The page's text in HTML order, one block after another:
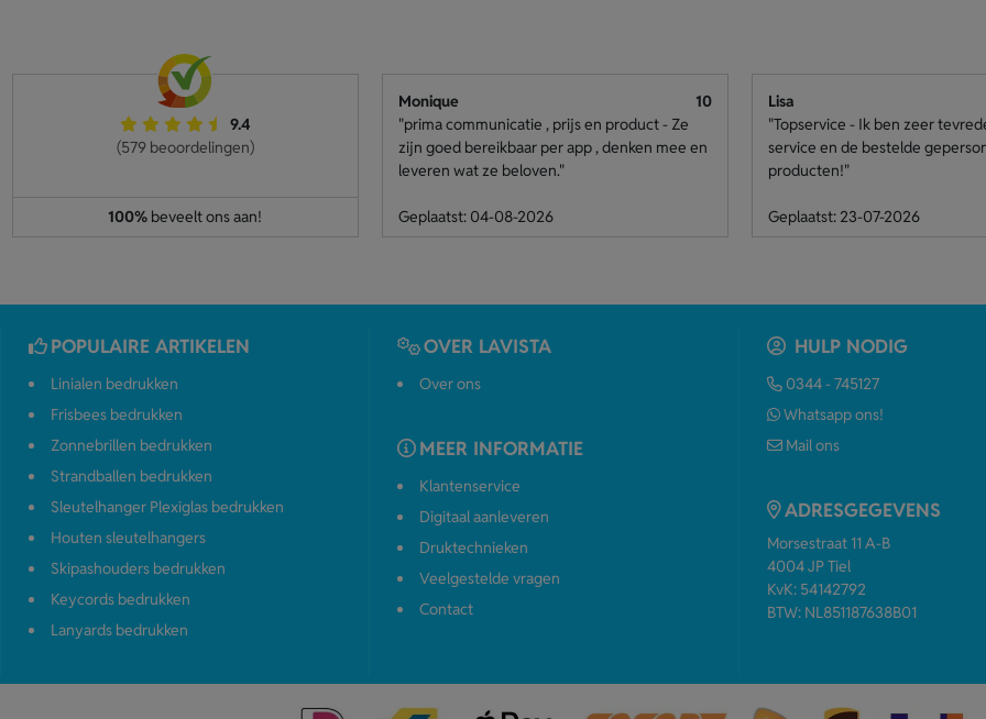
9.4
(579 beoordelingen)
100% beveelt ons aan!
Monique
10
"prima communicatie , prijs en product - Ze
zijn goed bereikbaar per app , denken mee en
leveren wat ze beloven."
Geplaatst: 04-08-2026
Lisa
"Topservice - Ik ben zeer
service en de bestelde
producten!"
Geplaatst: 23-07-2026
POPULAIRE ARTIKELEN
Linialen bedrukken
Frisbees bedrukken
Zonnebrillen bedrukken
Strandballen bedrukken
Sleutelhanger Plexiglas bedrukken
Houten sleutelhangers
Skipashouders bedrukken
Keycords bedrukken
Lanyards bedrukken
OVER LAVISTA
Over ons
MEER INFORMATIE
Klantenservice
Digitaal aanleveren
Druktechnieken
Veelgestelde vragen
Contact
HULP NODIG
0344 - 745127
Whatsapp ons!
Mail ons
ADRESGEGEVENS
Morsestraat 11 A-B
4004 JP Tiel
KvK: 54142792
BTW: NL851187638B01